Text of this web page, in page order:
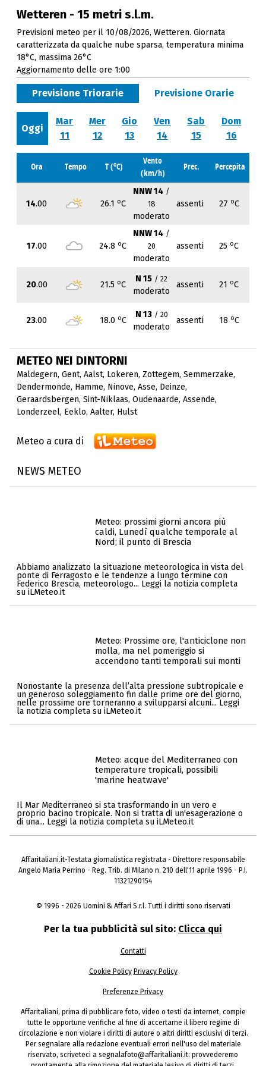
Wetteren - 15 metri s.l.m.
Previsioni meteo per il 10/08/2026, Wetteren. Giornata
caratterizzata da qualche nube sparsa, temperatura minima
18°C, massima 26°C
Aggiornamento delle ore 1:00
Previsione Triorarie Previsione Orarie
Oggi
Mar
11
Mer
12
Gio
13
Ven
14
Sab
15
Dom
16
Ora Tempo T (oC)
Vento
(km/h)
Prec. Percepita
14.00 26.1 oC
NNW 14 /
18
moderato
assenti 27 oC
17.00 24.8 oC
NNW 14 /
20
moderato
assenti 25 oC
20.00 21.5 oC
N 15 / 22
moderato
assenti 21 oC
23.00 18.0 oC
N 13 / 20
moderato
assenti 18 oC
METEO NEI DINTORNI
Maldegern, Gent, Aalst, Lokeren, Zottegem, Semmerzake,
Dendermonde, Hamme, Ninove, Asse, Deinze,
Geraardsbergen, Sint-Niklaas, Oudenaarde, Assende,
Londerzeel, Eeklo, Aalter, Hulst
Meteo a cura di
NEWS METEO
Meteo: prossimi giorni ancora più
caldi, Lunedì qualche temporale al
Nord; il punto di Brescia
Abbiamo analizzato la situazione meteorologica in vista del
ponte di Ferragosto e le tendenze a lungo termine con
Federico Brescia, meteorologo... Leggi la notizia completa
su iLMeteo.it
Meteo: Prossime ore, l'anticiclone non
molla, ma nel pomeriggio si
accendono tanti temporali sui monti
Nonostante la presenza dell’alta pressione subtropicale e
un generoso soleggiamento fin dalle prime ore del giorno,
nelle prossime ore torneranno a svilupparsi alcuni... Leggi
la notizia completa su iLMeteo.it
Meteo: acque del Mediterraneo con
temperature tropicali, possibili
'marine heatwave'
Il Mar Mediterraneo si sta trasformando in un vero e
proprio bacino tropicale. Non si tratta di un'esagerazione o
di una... Leggi la notizia completa su iLMeteo.it
Affaritaliani.it-Testata giornalistica registrata - Direttore responsabile
Angelo Maria Perrino - Reg. Trib. di Milano n. 210 dell'11 aprile 1996 - P.I.
11321290154
© 1996 - 2026 Uomini & Affari S.r.l. Tutti i diritti sono riservati
Per la tua pubblicità sul sito: Clicca qui
Contatti
Cookie Policy Privacy Policy
Preferenze Privacy
Affaritaliani, prima di pubblicare foto, video o testi da internet, compie
tutte le opportune verifiche al fine di accertarne il libero regime di
circolazione e non violare i diritti di autore o altri diritti esclusivi di terzi.
Per segnalare alla redazione eventuali errori nell'uso del materiale
riservato, scriveteci a segnalafoto@affaritaliani.it: provvederemo